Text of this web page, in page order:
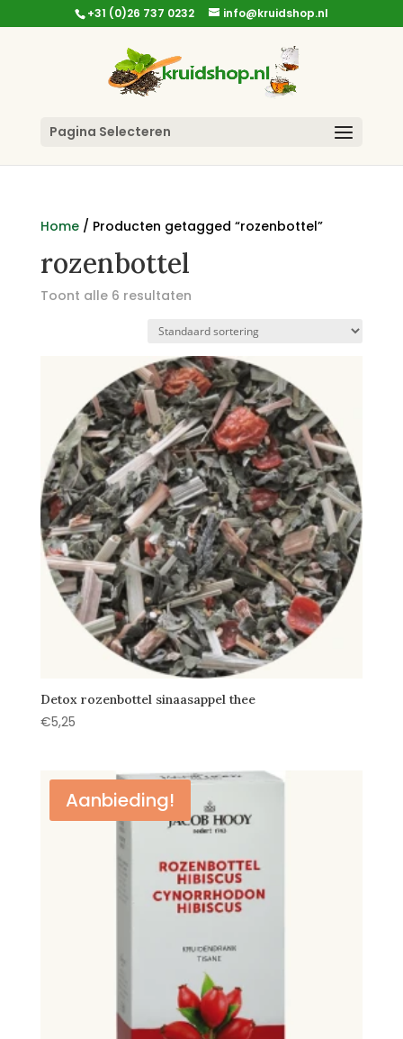
+31 (0)26 737 0232 info@kruidshop.nl
Pagina Selecteren
Home/ Producten getagged “rozenbottel”
rozenbottel
Toont alle 6 resultaten
Detox rozenbottel sinaasappel thee
€5,25
Aanbieding!